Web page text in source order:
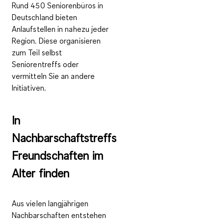
Rund 450 Seniorenbüros in
Deutschland bieten
Anlaufstellen in nahezu jeder
Region. Diese organisieren
zum Teil selbst
Seniorentreffs oder
vermitteln Sie an andere
Initiativen.
In
Nachbarschaftstreffs
Freundschaften im
Alter finden
Aus vielen langjährigen
Nachbarschaften entstehen